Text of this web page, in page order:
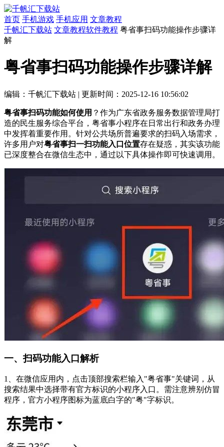
首页 手机游戏 手机应用 文章教程
千帆汇下载站 文章教程软件教程 粤省事扫码功能操作步骤详
解
粤省事扫码功能操作步骤详解
编辑：千帆汇下载站 | 更新时间：2025-12-16 10:56:02
粤省事扫码功能如何使用 ？作为广东省政务服务数据管理局打
造的民生服务综合平台，粤省事小程序在日常出行和政务办理
中发挥着重要作用。针对公共场所普遍要求的扫码入场需求，
许多用户对粤省事扫一扫功能入口位置存在疑惑，其实该功能
已深度整合在微信生态中，通过以下具体操作即可快速调用。
一、扫码功能入口解析
1、在微信应用内，点击顶部搜索栏输入"粤省事"关键词，从
搜索结果中选择带有官方标识的小程序入口。需注意辨别仿冒
程序，官方小程序图标为蓝底白字的"粤"字标识。